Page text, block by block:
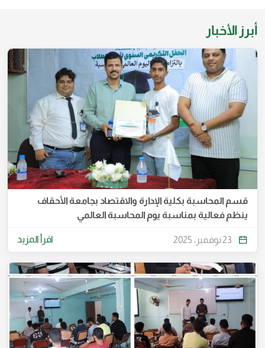
أبرز الأخبار
قسم المحاسبة بكلية الإدارة والاقتصاد بجامعة الأحقاف
ينظم فعالية بمناسبة يوم المحاسبة العالمي
23 نوفمبر، 2025 اقرأ المزيد